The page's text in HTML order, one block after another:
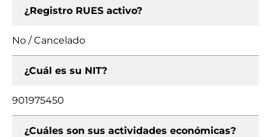
¿Registro RUES activo?
No / Cancelado
¿Cuál es su NIT?
901975450
¿Cuáles son sus actividades económicas?